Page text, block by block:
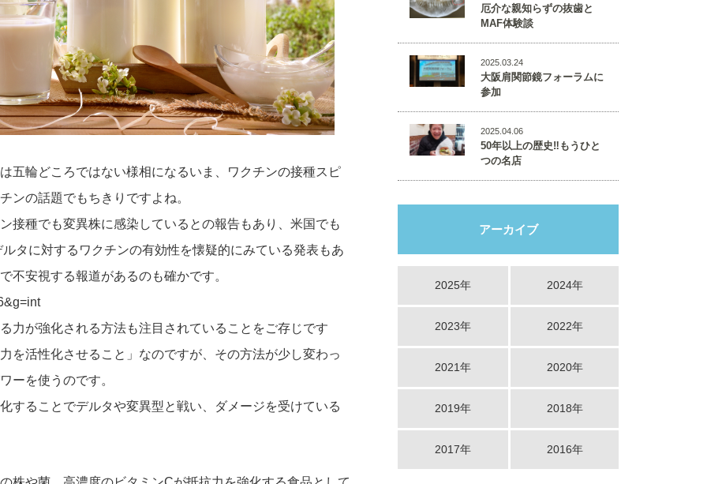
五輪どころではない様相になるいま、ワクチンの接種スピ
ンの話題でもちきりですよね。
接種でも変異株に感染しているとの報告もあり、米国でも
タに対するワクチンの有効性を懐疑的にみている発表もあ
不安視する報道があるのも確かです。
力が強化される方法も注目されていることをご存じです
を活性化させること」なのですが、その方法が少し変わっ
ーを使うのです。
することでデルタや変異型と戦い、ダメージを受けている
厄介な親知らずの抜歯と
MAF体験談
2025.03.24
大阪肩関節鏡フォーラムに
参加
2025.04.06
50年以上の歴史‼️もうひと
つの名店
アーカイブ
2025年 2024年
2023年 2022年
2021年 2020年
2019年 2018年
2017年 2016年